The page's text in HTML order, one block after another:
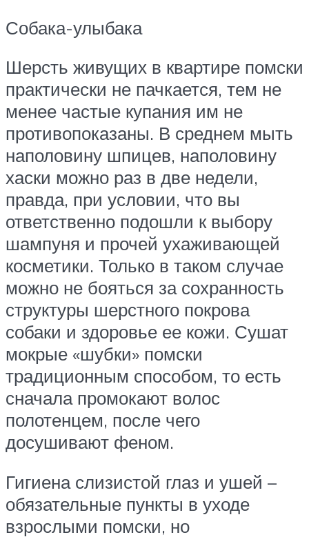
Собака-улыбака
Шерсть живущих в квартире помски
практически не пачкается, тем не
менее частые купания им не
противопоказаны. В среднем мыть
наполовину шпицев, наполовину
хаски можно раз в две недели,
правда, при условии, что вы
ответственно подошли к выбору
шампуня и прочей ухаживающей
косметики. Только в таком случае
можно не бояться за сохранность
структуры шерстного покрова
собаки и здоровье ее кожи. Сушат
мокрые «шубки» помски
традиционным способом, то есть
сначала промокают волос
полотенцем, после чего
досушивают феном.
Гигиена слизистой глаз и ушей –
обязательные пункты в уходе
взрослыми помски, но